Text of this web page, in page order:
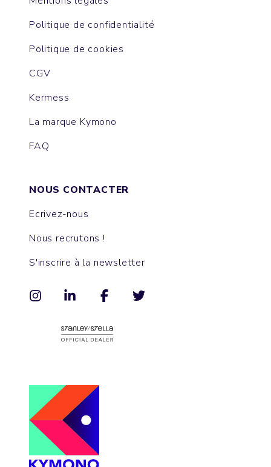
Politique de confidentialité
Politique de cookies
CGV
Kermess
La marque Kymono
FAQ
NOUS CONTACTER
Ecrivez-nous
Nous recrutons !
S'inscrire à la newsletter